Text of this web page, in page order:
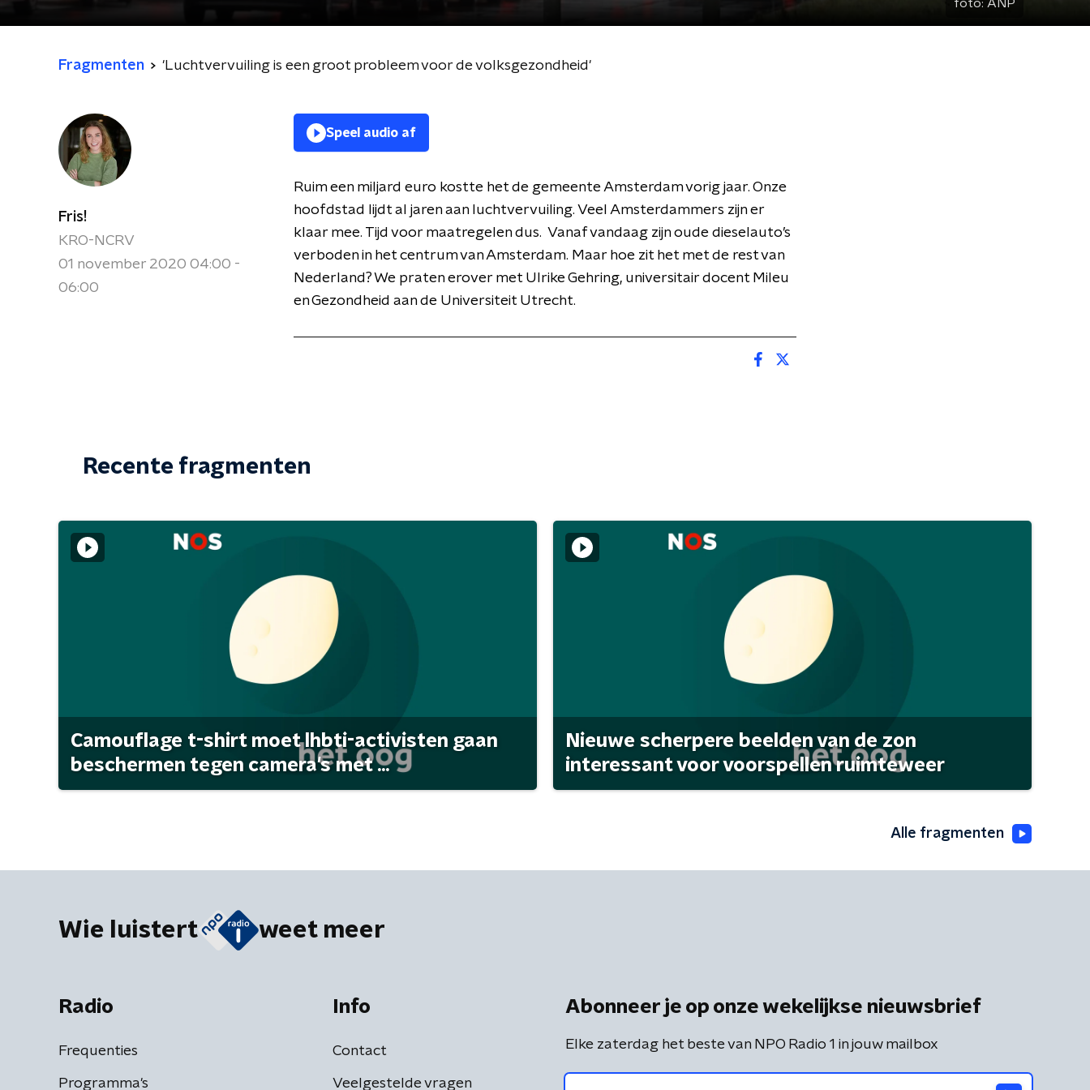
foto: ANP
Fragmenten 'Luchtvervuiling is een groot probleem voor de volksgezondheid'
Fris!
KRO-NCRV
01 november 2020 04:00 -
06:00
Speel audio af
Ruim een miljard euro kostte het de gemeente Amsterdam vorig jaar. Onze
hoofdstad lijdt al jaren aan luchtvervuiling. Veel Amsterdammers zijn er
klaar mee. Tijd voor maatregelen dus. Vanaf vandaag zijn oude dieselauto’s
verboden in het centrum van Amsterdam. Maar hoe zit het met de rest van
Nederland? We praten erover met Ulrike Gehring, universitair docent Mileu
en Gezondheid aan de Universiteit Utrecht.
Recente fragmenten
Camouflage t-shirt moet lhbti-activisten gaan
beschermen tegen camera's met ...
Nieuwe scherpere beelden van de zon
interessant voor voorspellen ruimteweer
Alle fragmenten
Wie luistert weet meer
Radio
Frequenties
Programma's
Info
Contact
Veelgestelde vragen
Abonneer je op onze wekelijkse nieuwsbrief
Elke zaterdag het beste van NPO Radio 1 in jouw mailbox